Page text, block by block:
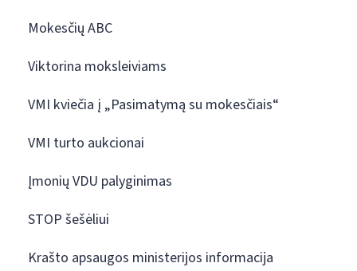
Mokesčių ABC
Viktorina moksleiviams
VMI kviečia į „Pasimatymą su mokesčiais“
VMI turto aukcionai
Įmonių VDU palyginimas
STOP šešėliui
Krašto apsaugos ministerijos informacija